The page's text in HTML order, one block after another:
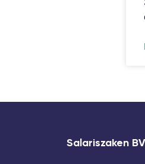
Salariszaken BV